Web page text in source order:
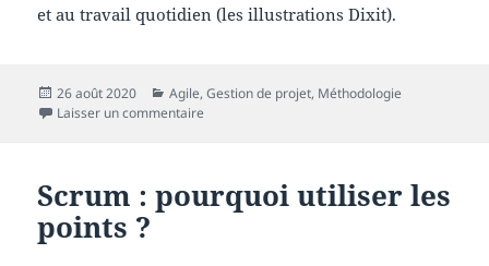
et au travail quotidien (les illustrations Dixit).
Publié
le
26 août 2020 Catégories
Agile,Gestion de projet, Méthodologie
Laisser un commentaire
Scrum : pourquoi utiliser les
points ?